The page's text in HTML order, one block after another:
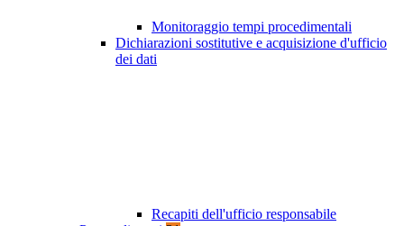
Monitoraggio tempi procedimentali
Dichiarazioni sostitutive e acquisizione d'ufficio
dei dati
Recapiti dell'ufficio responsabile